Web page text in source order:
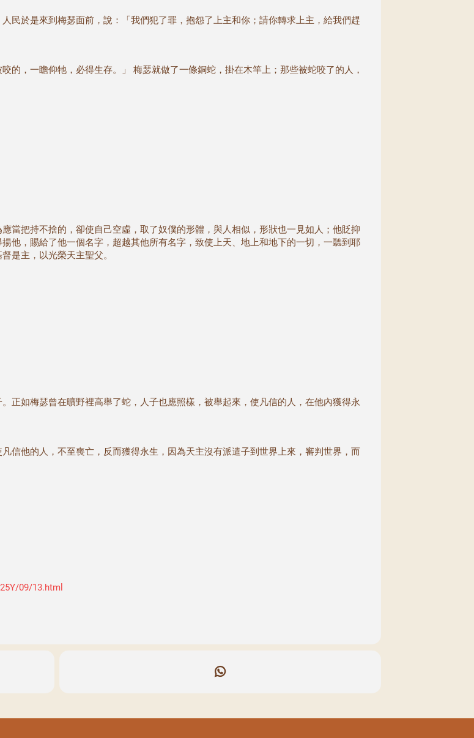
民於是來到梅瑟面前，說：「我們犯了罪，抱怨了上主和你；請你轉求上主，給我們趕
的，一瞻仰牠，必得生存。」 梅瑟就做了一條銅蛇，掛在木竿上；那些被蛇咬了的人，
當把持不捨的，卻使自己空虛，取了奴僕的形體，與人相似，形狀也一見如人；他貶抑
他，賜給了他一個名字，超越其他所有名字，致使上天、地上和地下的一切，一聽到耶
是主，以光榮天主聖父。
正如梅瑟曾在曠野裡高舉了蛇，人子也應照樣，被舉起來，使凡信的人，在他內獲得永
信他的人，不至喪亡，反而獲得永生，因為天主沒有派遣子到世界上來，審判世界，而
09/13.html